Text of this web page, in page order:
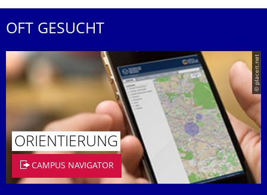
OFT GESUCHT
© placeit.net
ORIENTIERUNG
CAMPUS NAVIGATOR